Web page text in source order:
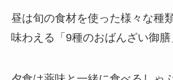
昼は旬の食材を使った様々な種
味わえる「9種のおばんざい御